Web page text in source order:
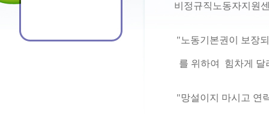
비정규직노동자지원
"노동기본권이 보장
를 위하여 힘차게 달
"망설이지 마시고 연